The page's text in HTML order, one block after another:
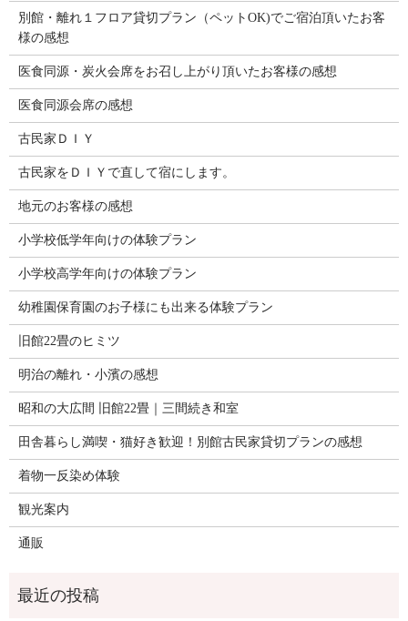
別館・離れ１フロア貸切プラン（ペットOK)でご宿泊頂いたお客
様の感想
医食同源・炭火会席をお召し上がり頂いたお客様の感想
医食同源会席の感想
古民家ＤＩＹ
古民家をＤＩＹで直して宿にします。
地元のお客様の感想
小学校低学年向けの体験プラン
小学校高学年向けの体験プラン
幼稚園保育園のお子様にも出来る体験プラン
旧館22畳のヒミツ
明治の離れ・小濱の感想
昭和の大広間 旧館22畳｜三間続き和室
田舎暮らし満喫・猫好き歓迎！別館古民家貸切プランの感想
着物一反染め体験
観光案内
通販